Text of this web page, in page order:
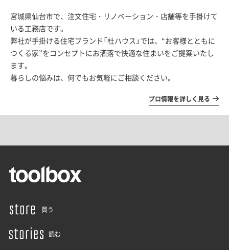
宮城県仙台市で、注文住宅・リノベーション・ 店舗等を手掛けて
いる工務店です。
弊社が手掛ける住宅ブランド「杜ハウス」では、“お客様とともに
つくる家”をコンセプトにお洒落で快適な住まいをご提案いたし
ます。
暮らしの悩みは、何でもお気軽にご相談ください。
プロ情報を詳しく見る
買う
読む